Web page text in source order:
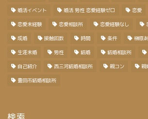
婚活イベント 婚活 男性 恋愛経験ゼロ 恋愛
恋愛未経験 恋愛相談所 恋愛経験なし
成婚 接触回数 時間 条件 榊原
生涯未婚 男性 結婚 結婚相談所
自己紹介 西三河結婚相談所 親コン 親
豊田市結婚相談所
検索